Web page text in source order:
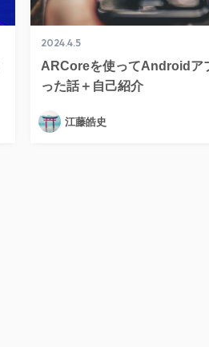
2024.4.5
ARCoreを使ってAndroidア
った話＋自己紹介
江藤皓史